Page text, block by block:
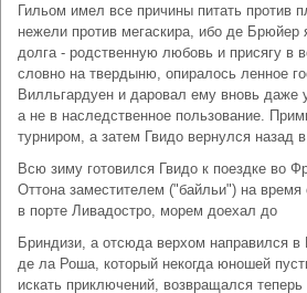
Гильом имел все причины питать против
нежели против мегаскира, ибо де
долга - родственную любовь и присягу в
словно на твердыню, опиралось ленное
Вилльгардуен и даровал ему вновь даже
а не в наследственное пользование.
турниром, а затем Гвидо вернулся назад
Всю зиму готовился Гвидо к поездке во
Оттона заместителем ("байльи") на время
в порте Ливадостро, морем доехал до
Бриндизи, а отсюда верхом направился
де ла Роша, который некогда юношей
искать приключений, возвращался